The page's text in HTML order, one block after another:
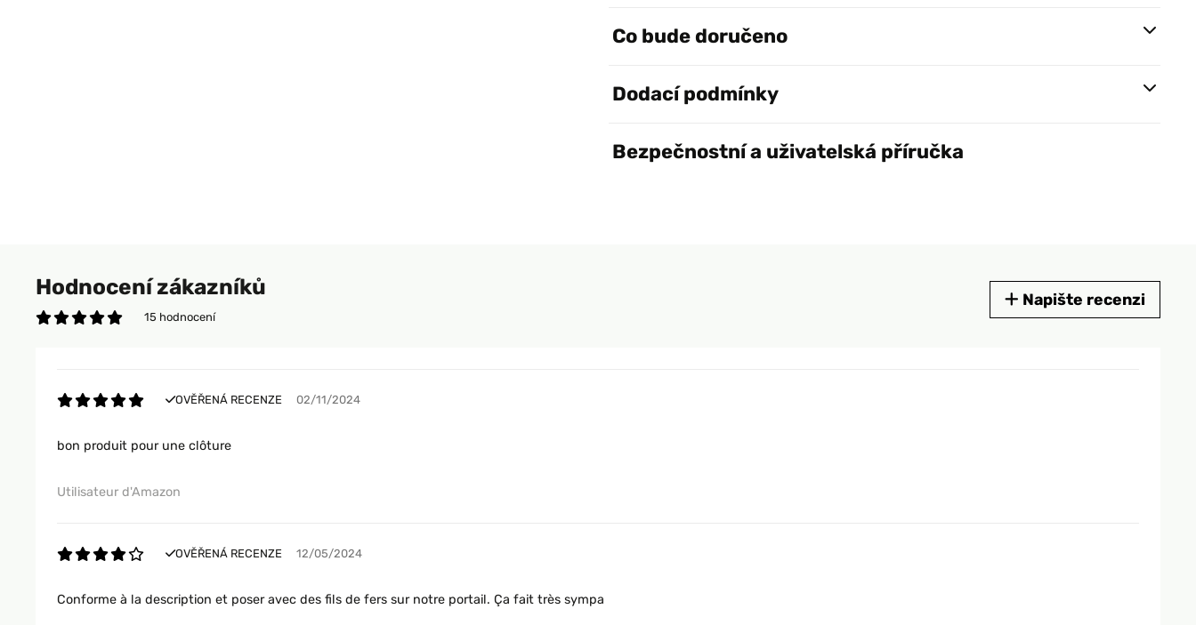
Co bude doručeno
Dodací podmínky
Bezpečnostní a uživatelská příručka
Hodnocení zákazníků
15 hodnocení
Napište recenzi
OVĚŘENÁ RECENZE 02/11/2024
bon produit pour une clôture
Utilisateur d'Amazon
OVĚŘENÁ RECENZE 12/05/2024
Conforme à la description et poser avec des fils de fers sur notre portail. Ça fait très sympa